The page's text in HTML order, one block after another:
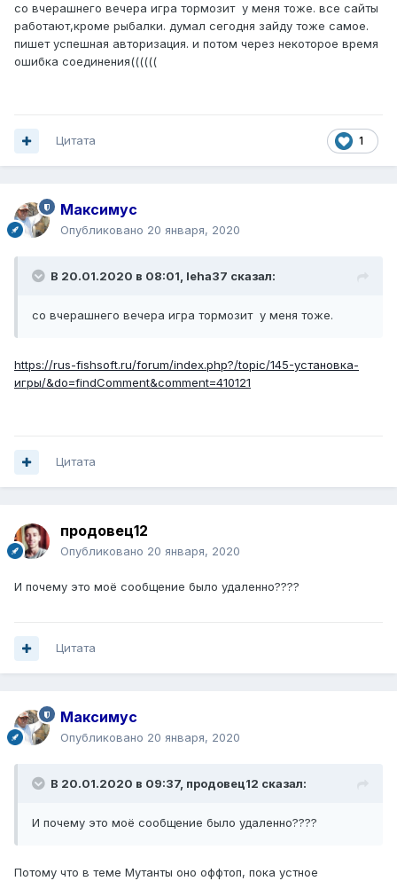
со вчерашнего вечера игра тормозит у меня тоже. все сайты
работают,кроме рыбалки. думал сегодня зайду тоже самое.
пишет успешная авторизация. и потом через некоторое время
ошибка соединения((((((
1
Цитата
Максимус
Опубликовано 20 января, 2020
В 20.01.2020 в 08:01, leha37 сказал:
со вчерашнего вечера игра тормозит у меня тоже.
https://rus-fishsoft.ru/forum/index.php?/topic/145-установка-
игры/&do=findComment&comment=410121
Цитата
продовец12
Опубликовано 20 января, 2020
И почему это моё сообщение было удаленно????
Цитата
Максимус
Опубликовано 20 января, 2020
В 20.01.2020 в 09:37, продовец12 сказал:
И почему это моё сообщение было удаленно????
Потому что в теме Мутанты оно оффтоп, пока устное